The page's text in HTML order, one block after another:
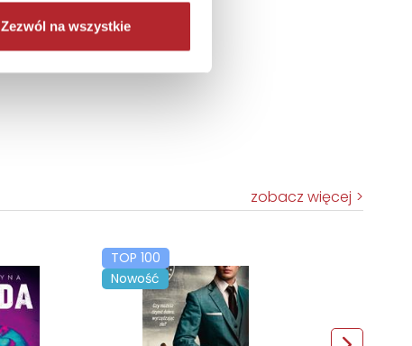
Zezwól na wszystkie
zobacz więcej
TOP 100
Nowość